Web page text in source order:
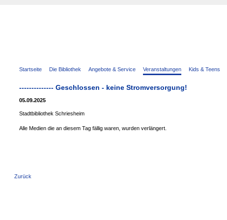
Navigation
Startseite Die Bibliothek Angebote & Service Veranstaltungen Kids & Teens
-------------- Geschlossen - keine Stromversorgung!
05.09.2025
Stadtbibliothek Schriesheim
Alle Medien die an diesem Tag fällig waren, wurden verlängert.
Zurück